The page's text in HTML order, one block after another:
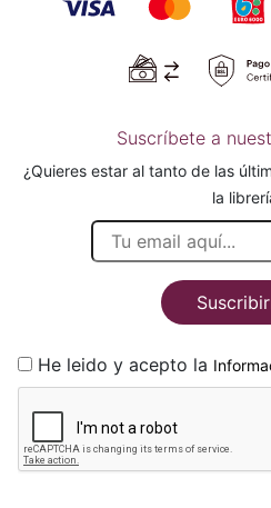
Suscríbete a
¿Quieres estar al tanto de las
la
He leido y acepto la